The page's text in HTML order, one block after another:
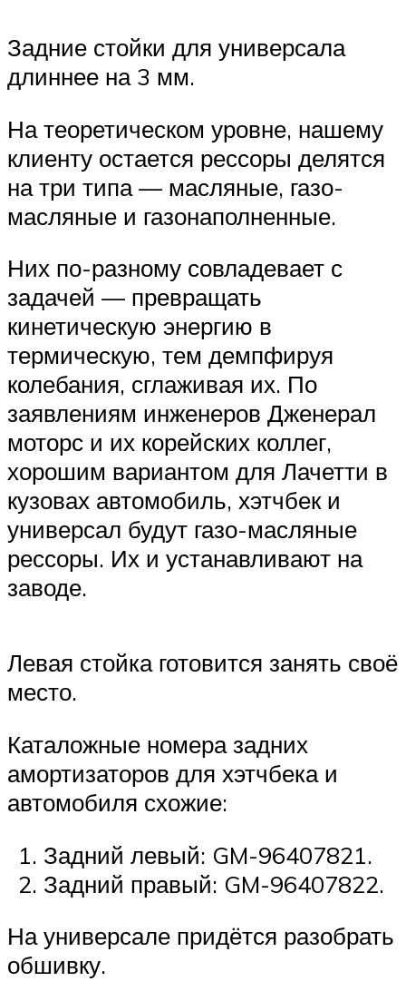
Задние стойки для универсала
длиннее на 3 мм.
На теоретическом уровне, нашему
клиенту остается рессоры делятся
на три типа — масляные, газо-
масляные и газонаполненные.
Них по-разному совладевает с
задачей — превращать
кинетическую энергию в
термическую, тем демпфируя
колебания, сглаживая их. По
заявлениям инженеров Дженерал
моторс и их корейских коллег,
хорошим вариантом для Лачетти в
кузовах автомобиль, хэтчбек и
универсал будут газо-масляные
рессоры. Их и устанавливают на
заводе.
Левая стойка готовится занять своё
место.
Каталожные номера задних
амортизаторов для хэтчбека и
автомобиля схожие:
Задний левый: GM-96407821.
Задний правый: GM-96407822.
На универсале придётся разобрать
обшивку.